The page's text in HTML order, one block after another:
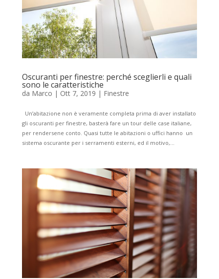
Oscuranti per finestre: perché sceglierli e quali
sono le caratteristiche
da Marco | Ott 7, 2019 | Finestre
Un’abitazione non è veramente completa prima di aver installato
gli oscuranti per finestre, basterà fare un tour delle case italiane,
per rendersene conto. Quasi tutte le abitazioni o uffici hanno un
sistema oscurante per i serramenti esterni, ed il motivo,...